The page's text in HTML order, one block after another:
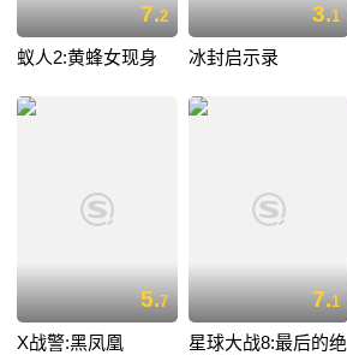
7.2
蚁人2:黄蜂女现身
3.1
冰封启示录
5.7
X战警:黑凤凰
7.1
星球大战8:最后的绝